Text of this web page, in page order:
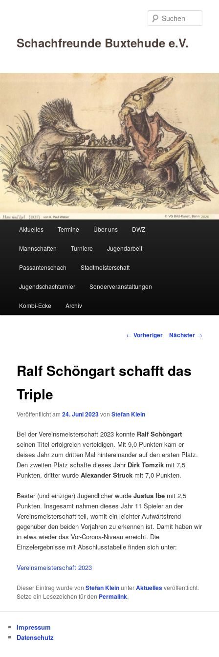
Schachfreunde Buxtehude e.V.
Zum
primären
Inhalt
springen
Aktuelles Termine Über uns DWZ
Mannschaften Turniere Jugendarbeit
Passantenschach Stadtmeisterschaft
Jugendschachturnier Sonderveranstaltungen
Kombi-Ecke Archiv
Beitragsnavigation
← Vorheriger Nächster →
Ralf Schöngart schafft das
Triple
Veröffentlicht am24. Juni 2023vonStefan Klein
Bei der Vereinsmeisterschaft 2023 konnte Ralf Schöngart
seinen Titel erfolgreich verteidigen. Mit 9,0 Punkten kam er
deises Jahr zum dritten Mal hintereinander auf den ersten Platz.
Den zweiten Platz schafte dieses Jahr Dirk Tomzik mit 7,5
Punkten, dritter wurde Alexander Struck mit 7,0 Punkten.
Bester (und einziger) Jugendlicher wurde Justus Ibe mit 2,5
Punkten. Insgesamt nahmen dieses Jahr 11 Spieler an der
Vereinsmeisterschaft teil, womit ein leichter Aufwärtstrend
gegenüber den beiden Vorjahren zu erkennen ist. Damit haben wir
in etwa wieder das Vor-Corona-Niveau erreicht. Die
Einzelergebnisse mit Abschlusstabelle finden sich unter:
Vereinsmeisterschaft 2023
Dieser Eintrag wurde vonStefan KleinunterAktuellesveröffentlicht.
Setze ein Lesezeichen für den Permalink.
Impressum
Datenschutz